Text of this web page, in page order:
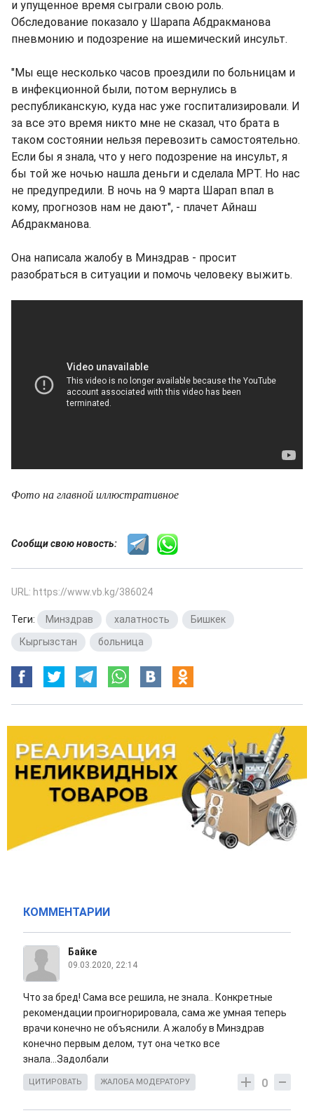
и упущенное время сыграли свою роль.
Обследование показало у Шарапа Абдракманова
пневмонию и подозрение на ишемический инсульт.
"Мы еще несколько часов проездили по больницам и
в инфекционной были, потом вернулись в
республиканскую, куда нас уже госпитализировали. И
за все это время никто мне не сказал, что брата в
таком состоянии нельзя перевозить самостоятельно.
Если бы я знала, что у него подозрение на инсульт, я
бы той же ночью нашла деньги и сделала МРТ. Но нас
не предупредили. В ночь на 9 марта Шарап впал в
кому, прогнозов нам не дают", - плачет Айнаш
Абдракманова.
Она написала жалобу в Минздрав - просит
разобраться в ситуации и помочь человеку выжить.
Фото на главной иллюстративное
Сообщи свою новость:
URL: https://www.vb.kg/386024
Теги: Минздрав халатность Бишкек
Кыргызстан
больница
КОММЕНТАРИИ
Байке
09.03.2020, 22:14
Что за бред! Сама все решила, не знала.. Конкретные
рекомендации проигнорировала, сама же умная теперь
врачи конечно не объяснили. А жалобу в Минздрав
конечно первым делом, тут она четко все
знала...Задолбали
0
ЦИТИРОВАТЬ ЖАЛОБА МОДЕРАТОРУ